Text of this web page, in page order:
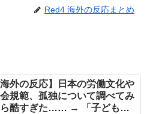
Red4 海外の反応まとめ
海外の反応】日本の労働文化や
規範、孤独について調べてみ
酷すぎた…… → 「子どもに